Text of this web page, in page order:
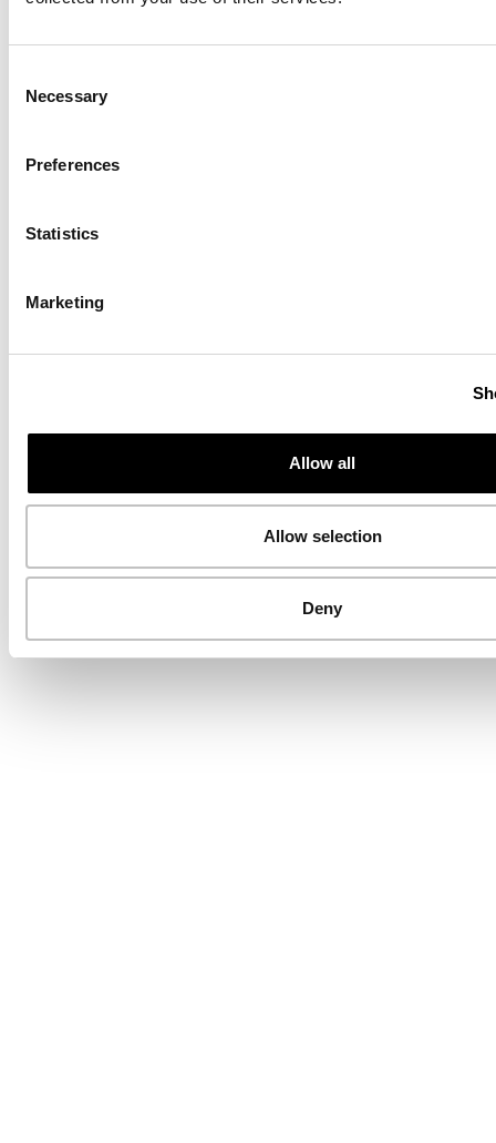
Selection
Necessary
Preferences
Statistics
Marketing
Allow all
Allow selection
Deny